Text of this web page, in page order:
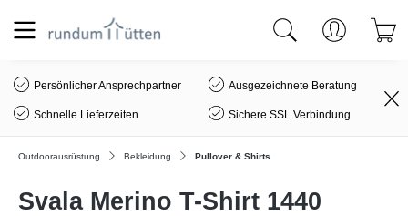
springen
Persönlicher Ansprechpartner Ausgezeichnete Beratung
Schnelle Lieferzeiten Sichere SSL Verbindung
Outdoorausrüstung Bekleidung Pullover & Shirts
Svala Merino T-Shirt 1440